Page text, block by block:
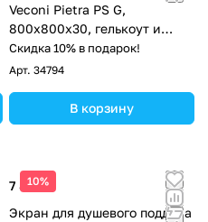
Veconi Pietra PS G,
800x800x30, гелькоут и
стекловолокно, серый
Скидка 10% в подарок!
Арт. 34794
В корзину
10%
7 873 ₽
Экран для душевого поддона